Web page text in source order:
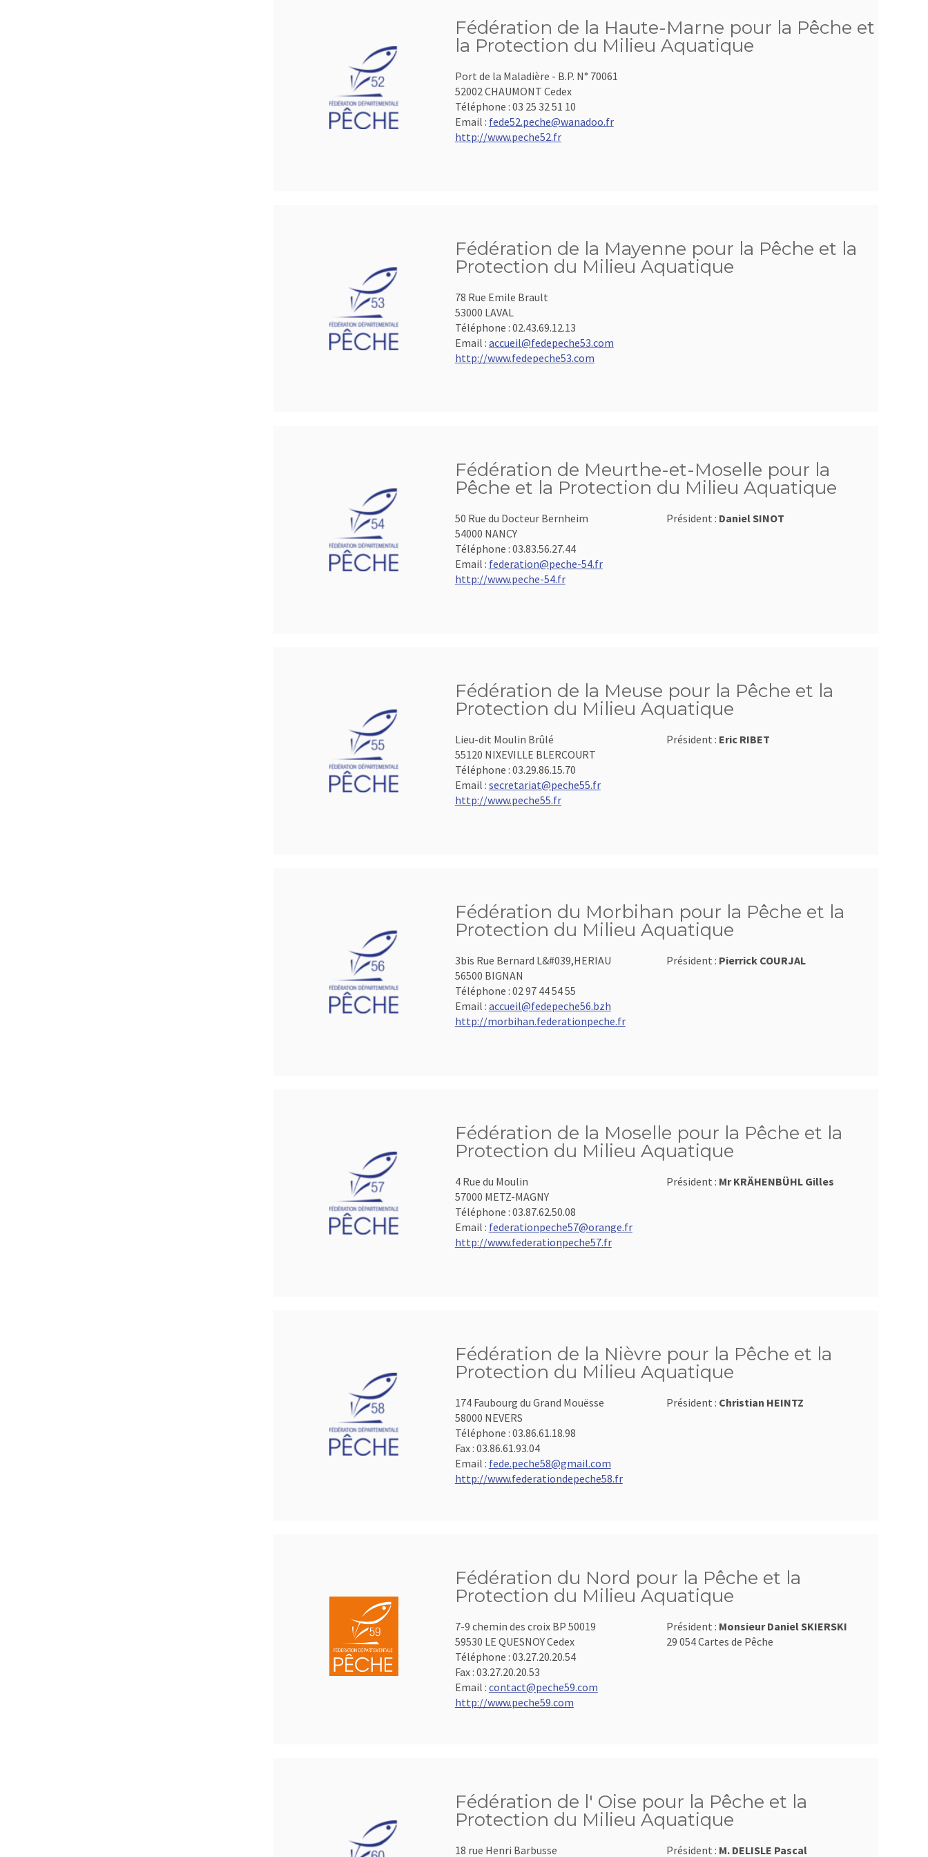
Fédération de la Haute-Marne pour la Pêche et
la Protection du Milieu Aquatique
Port de la Maladière - B.P. N° 70061
52002 CHAUMONT Cedex
Téléphone : 03 25 32 51 10
Email : fede52.peche@wanadoo.fr
http://www.peche52.fr
Fédération de la Mayenne pour la Pêche et la
Protection du Milieu Aquatique
78 Rue Emile Brault
53000 LAVAL
Téléphone : 02.43.69.12.13
Email : accueil@fedepeche53.com
http://www.fedepeche53.com
Fédération de Meurthe-et-Moselle pour la
Pêche et la Protection du Milieu Aquatique
50 Rue du Docteur Bernheim
54000 NANCY
Téléphone : 03.83.56.27.44
Email : federation@peche-54.fr
http://www.peche-54.fr
Président : Daniel SINOT
Fédération de la Meuse pour la Pêche et la
Protection du Milieu Aquatique
Lieu-dit Moulin Brûlé
55120 NIXEVILLE BLERCOURT
Téléphone : 03.29.86.15.70
Email : secretariat@peche55.fr
http://www.peche55.fr
Président : Eric RIBET
Fédération du Morbihan pour la Pêche et la
Protection du Milieu Aquatique
3bis Rue Bernard L&#039,HERIAU
56500 BIGNAN
Téléphone : 02 97 44 54 55
Email : accueil@fedepeche56.bzh
http://morbihan.federationpeche.fr
Président : Pierrick COURJAL
Fédération de la Moselle pour la Pêche et la
Protection du Milieu Aquatique
4 Rue du Moulin
57000 METZ-MAGNY
Téléphone : 03.87.62.50.08
Email : federationpeche57@orange.fr
http://www.federationpeche57.fr
Président : Mr KRÄHENBÜHL Gilles
Fédération de la Nièvre pour la Pêche et la
Protection du Milieu Aquatique
174 Faubourg du Grand Mouësse
58000 NEVERS
Téléphone : 03.86.61.18.98
Fax : 03.86.61.93.04
Email : fede.peche58@gmail.com
http://www.federationdepeche58.fr
Président : Christian HEINTZ
Fédération du Nord pour la Pêche et la
Protection du Milieu Aquatique
7-9 chemin des croix BP 50019
59530 LE QUESNOY Cedex
Téléphone : 03.27.20.20.54
Fax : 03.27.20.20.53
Email : contact@peche59.com
http://www.peche59.com
Président : Monsieur Daniel SKIERSKI
29 054 Cartes de Pêche
Fédération de l' Oise pour la Pêche et la
Protection du Milieu Aquatique
18 rue Henri Barbusse Président : M. DELISLE Pascal